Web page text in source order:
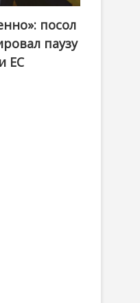
посол
паузу
ЕС